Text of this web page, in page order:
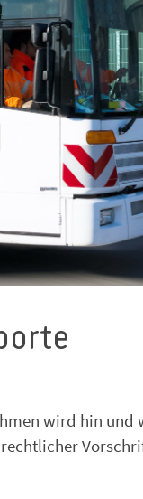
wird hin und